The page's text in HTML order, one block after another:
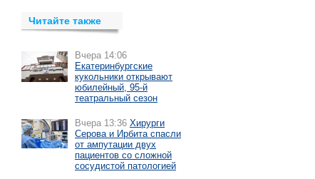
Читайте также
Вчера 14:06
Екатеринбургские
кукольники открывают
юбилейный, 95-й
театральный сезон
Вчера 13:36 Хирурги
Серова и Ирбита спасли
от ампутации двух
пациентов со сложной
сосудистой патологией